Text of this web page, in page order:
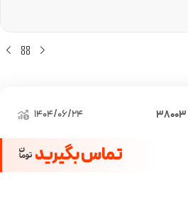
38003
1404/06/24
تماس بگیرید